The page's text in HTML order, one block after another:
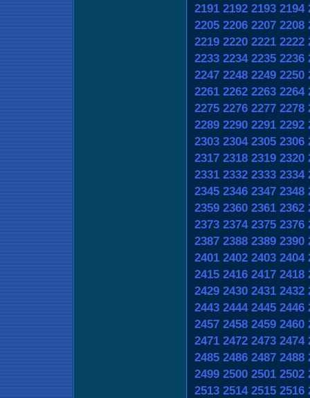
2191 2192 2193 2194
2205 2206 2207 2208
2219 2220 2221 2222
2233 2234 2235 2236
2247 2248 2249 2250
2261 2262 2263 2264
2275 2276 2277 2278
2289 2290 2291 2292
2303 2304 2305 2306
2317 2318 2319 2320
2331 2332 2333 2334
2345 2346 2347 2348
2359 2360 2361 2362
2373 2374 2375 2376
2387 2388 2389 2390
2401 2402 2403 2404
2415 2416 2417 2418
2429 2430 2431 2432
2443 2444 2445 2446
2457 2458 2459 2460
2471 2472 2473 2474
2485 2486 2487 2488
2499 2500 2501 2502
2513 2514 2515 2516